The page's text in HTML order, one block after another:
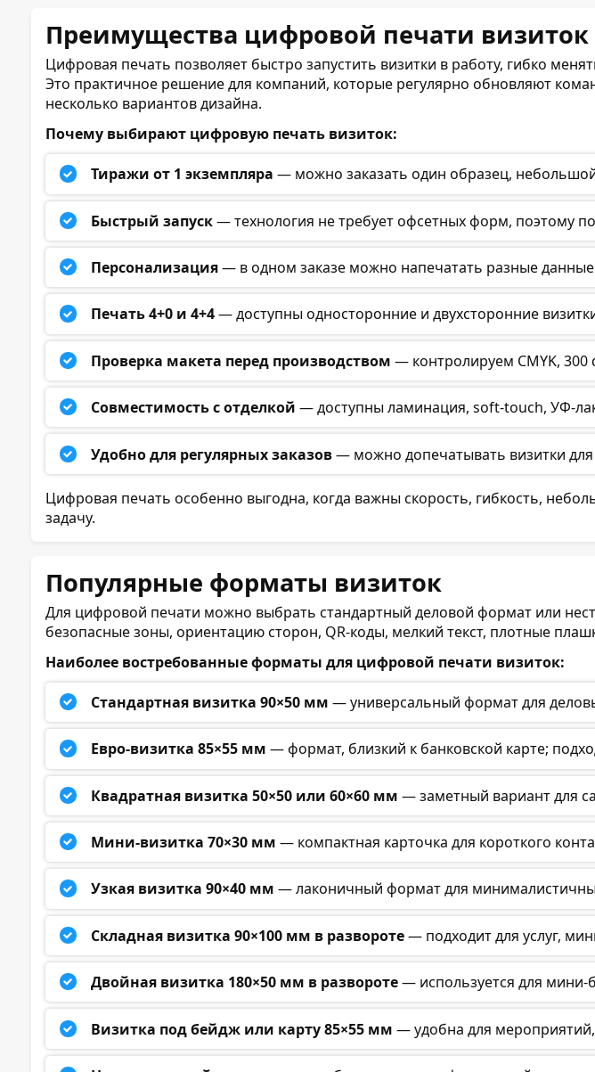
Преимущества цифровой печати
Цифровая печать позволяет быстро запустить визитки в работу, гибко
Это практичное решение для компаний, которые регулярно обновляют
несколько вариантов дизайна.
Почему выбирают цифровую печать визиток:
Тиражи от 1 экземпляра — можно заказать один образец,
Быстрый запуск— технология не требует офсетных форм, поэтому
Персонализация— в одном заказе можно напечатать разные
Печать 4+0 и 4+4— доступны односторонние и двухсторонние
Проверка макета перед производством — контролируем CMYK,
Совместимость с отделкой — доступны ламинация, soft-touch, УФ-
Удобно для регулярных заказов— можно допечатывать визитки
Цифровая печать особенно выгодна, когда важны скорость, гибкость,
задачу.
Популярные форматы визиток
Для цифровой печати можно выбрать стандартный деловой формат или
безопасные зоны, ориентацию сторон, QR-коды, мелкий текст, плотные
Наиболее востребованные форматы для цифровой печати визиток:
Стандартная визитка 90×50 мм — универсальный формат для
Евро-визитка 85×55 мм — формат, близкий к банковской карте;
Квадратная визитка 50×50 или 60×60 мм — заметный вариант для
Мини-визитка 70×30 мм — компактная карточка для короткого
Узкая визитка 90×40 мм — лаконичный формат для
Складная визитка 90×100 мм в развороте— подходит для услуг,
Двойная визитка 180×50 мм в развороте— используется для мини-
Визитка под бейдж или карту 85×55 мм — удобна для